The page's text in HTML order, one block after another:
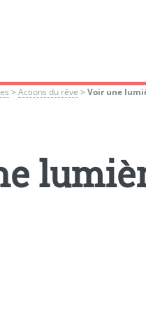
> Actions du rêve > Voir une